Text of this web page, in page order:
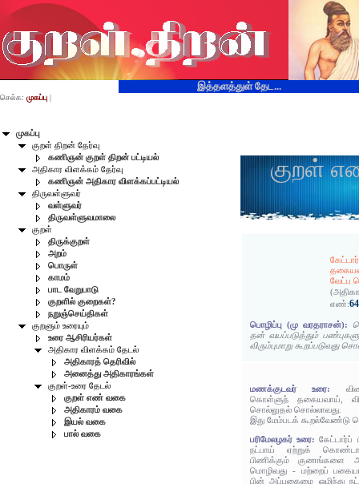
இத்தளத்துள் தேட...
முகப்பு
குறள் திறன் தேர்வு
கணிஞன் குறள் திறன் பட்டியல்
அதிகார விளக்கம் தேர்வு
கணிஞன் அதிகார விளக்கப்பட்டியல்
திருவள்ளுவர்
வள்ளுவர்
திருவள்ளுவமாலை
குறள்
திருக்குறள்
அறம்
பொருள்
காமம்
பாட வேறுபாடு
குறளில் குறைகள்?
நறுஞ்செய்திகள்
குறளும் உரையும்
உரை ஆசிரியர்கள்
அதிகார விளக்கம் தேடல்
அதிகாரத் தெரிவில்
அனைத்து அதிகாரங்கள்
குறள்-உரை தேடல்
குறள் எண் வகை
அதிகாரம் வகை
இயல் வகை
பால் வகை
செல்க: முகப்பு |
குறள்
வேட்ப
எண்:
பொழிப்பு (மு வரதராசன்):
தன் வயப்படுத்தும்
விரும்புமாறு கூறப்படுவது
மணக்குடவர் உரை:
கொள்ளுந் தகையவாய்,
சொல்லுதல் சொல்லாவது.
இது மேம்படக் கூறல்வேண்டு
பரிமேலழகர் உரை:
நட்பாய் ஏற்றுக்
பிணிக்கும் குணங்களை
மொழிவது - மற்றைப்
பின் அப்பகைமை ஒழிந்து